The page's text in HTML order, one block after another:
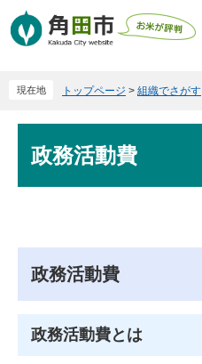
ー
ニ
現在地 トップページ > 組織でさがす
政務活動費
政務活動費
政務活動費とは